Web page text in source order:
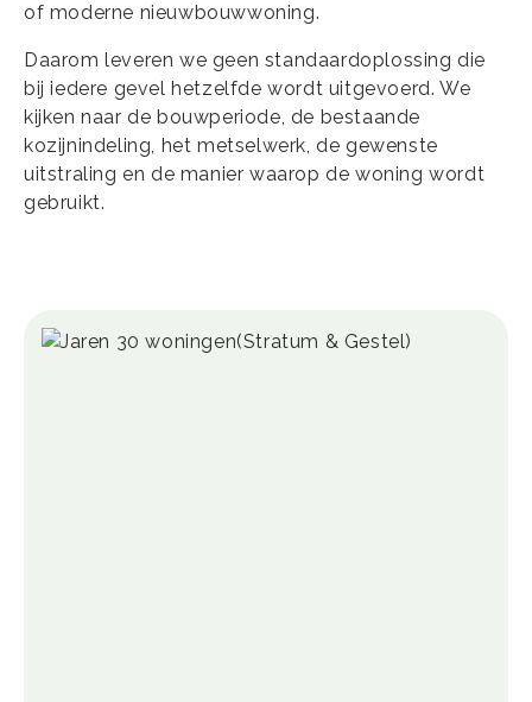
of moderne nieuwbouwwoning.
Daarom leveren we geen standaardoplossing die
bij iedere gevel hetzelfde wordt uitgevoerd. We
kijken naar de bouwperiode, de bestaande
kozijnindeling, het metselwerk, de gewenste
uitstraling en de manier waarop de woning wordt
gebruikt.